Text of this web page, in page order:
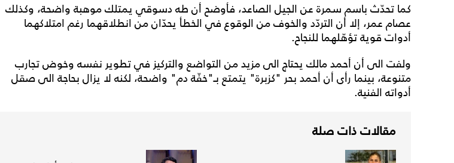
كما تحدّث باسم سمرة عن الجيل الصاعد، فأوضح أن طه دسوقي يمتلك موهبة واضحة، وكذلك
عصام عمر، إلا أن التردّد والخوف من الوقوع في الخطأ يحدّان من انطلاقهما رغم امتلاكهما
أدوات قوية تؤهّلهما للنجاح.
ولفت الى أن أحمد مالك يحتاج الى مزيد من التواضع والتركيز في تطوير نفسه وخوض تجارب
متنوعة، بينما رأى أن أحمد بحر "كزبرة" يتمتع بـ"خفّة دم" واضحة، لكنه لا يزال بحاجة الى صقل
أدواته الفنية.
مقالات ذات صلة